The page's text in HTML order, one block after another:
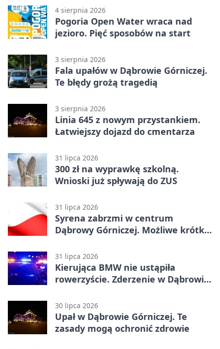
4 sierpnia 2026
Pogoria Open Water wraca nad
jezioro. Pięć sposobów na start
3 sierpnia 2026
Fala upałów w Dąbrowie Górniczej.
Te błędy grożą tragedią
3 sierpnia 2026
Linia 645 z nowym przystankiem.
Łatwiejszy dojazd do cmentarza
31 lipca 2026
300 zł na wyprawkę szkolną.
Wnioski już spływają do ZUS
31 lipca 2026
Syrena zabrzmi w centrum
Dąbrowy Górniczej. Możliwe krótkie
31 lipca 2026
Kierująca BMW nie ustąpiła
rowerzyście. Zderzenie w Dąbrowie
30 lipca 2026
Upał w Dąbrowie Górniczej. Te
zasady mogą ochronić zdrowie